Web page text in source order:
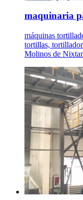
maquinaria
máquinas
tortillas,
Molinos de